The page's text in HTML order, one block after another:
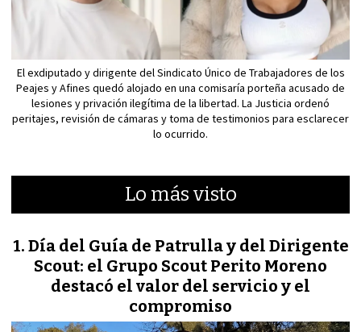
El exdiputado y dirigente del Sindicato Único de Trabajadores de los
Peajes y Afines quedó alojado en una comisaría porteña acusado de
lesiones y privación ilegítima de la libertad. La Justicia ordenó
peritajes, revisión de cámaras y toma de testimonios para esclarecer
lo ocurrido.
Lo más visto
Día del Guía de Patrulla y del Dirigente
Scout: el Grupo Scout Perito Moreno
destacó el valor del servicio y el
compromiso